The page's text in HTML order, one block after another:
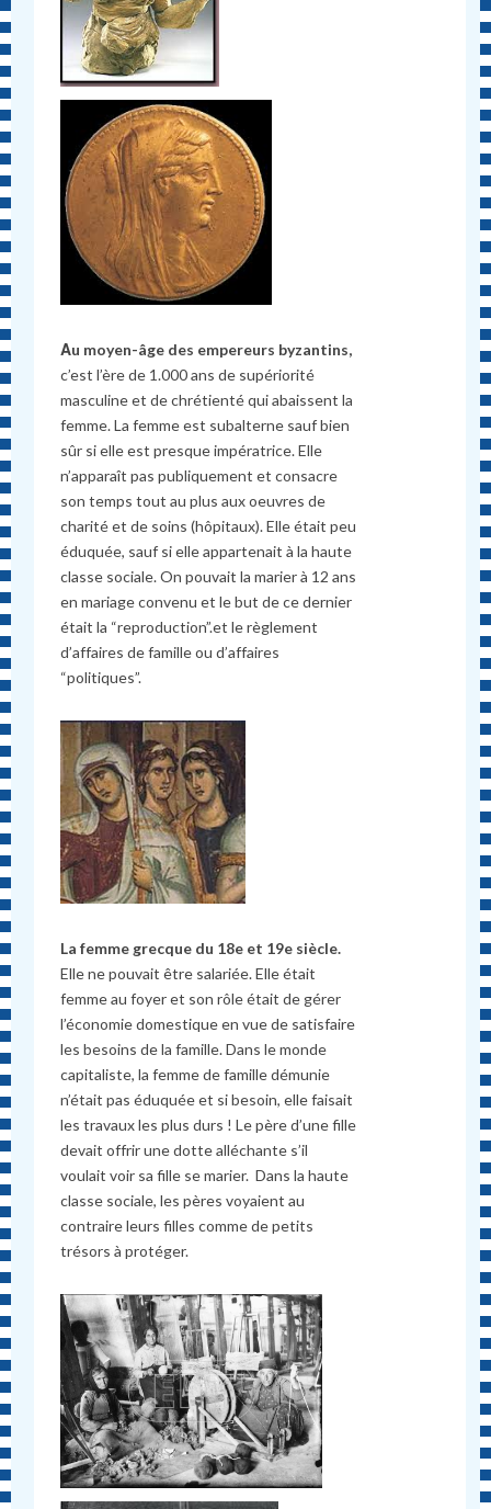
Αu moyen-âge des empereurs byzantins,
c’est l’ère de 1.000 ans de supériorité
masculine et de chrétienté qui abaissent la
femme. La femme est subalterne sauf bien
sûr si elle est presque impératrice. Elle
n’apparaît pas publiquement et consacre
son temps tout au plus aux oeuvres de
charité et de soins (hôpitaux). Elle était peu
éduquée, sauf si elle appartenait à la haute
classe sociale. On pouvait la marier à 12 ans
en mariage convenu et le but de ce dernier
était la “reproduction”.et le règlement
d’affaires de famille ou d’affaires
“politiques”.
La femme grecque du 18e et 19e siècle.
Elle ne pouvait être salariée. Elle était
femme au foyer et son rôle était de gérer
l’économie domestique en vue de satisfaire
les besoins de la famille. Dans le monde
capitaliste, la femme de famille démunie
n’était pas éduquée et si besoin, elle faisait
les travaux les plus durs ! Le père d’une fille
devait offrir une dotte alléchante s’il
voulait voir sa fille se marier. Dans la haute
classe sociale, les pères voyaient au
contraire leurs filles comme de petits
trésors à protéger.